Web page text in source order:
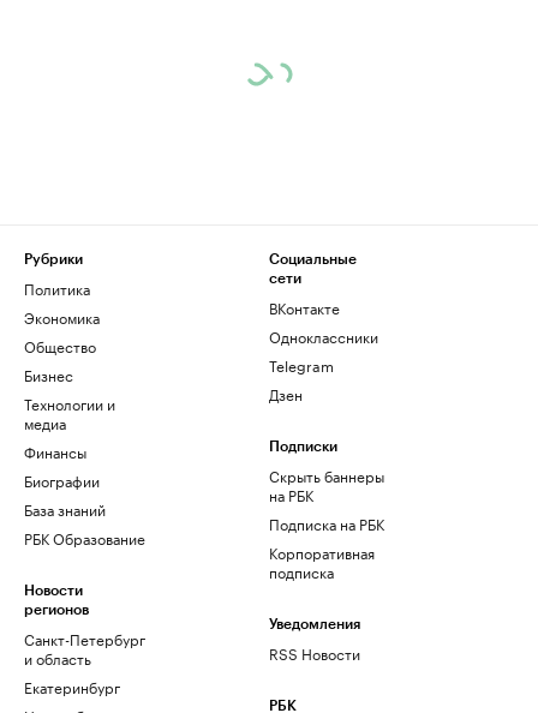
Рубрики
Политика
Экономика
Общество
Бизнес
Технологии и
медиа
Финансы
Биографии
База знаний
РБК Образование
Новости
регионов
Санкт-Петербург
и область
Екатеринбург
Социальные
сети
ВКонтакте
Одноклассники
Telegram
Дзен
Подписки
Скрыть баннеры
на РБК
Подписка на РБК
Корпоративная
подписка
Уведомления
RSS Новости
РБК